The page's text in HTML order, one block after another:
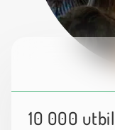
10 000